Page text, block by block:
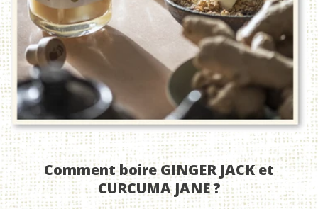
Comment boire GINGER JACK et
CURCUMA JANE ?